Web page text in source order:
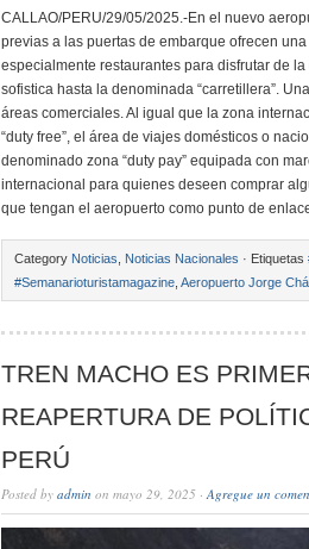
CALLAO/PERU/29/05/2025.-En el nuevo
previas a las puertas de embarque ofrecen
especialmente restaurantes para disfrutar de
sofistica hasta la denominada “carretillera”.
áreas comerciales. Al igual que la zona
“duty free”, el área de viajes domésticos o
denominado zona “duty pay” equipada con
internacional para quienes deseen comprar
que tengan el aeropuerto como punto de
Category Noticias Noticias Nacionales · Etiquetas
#Semanarioturistamagazine Aeropuerto Jorge
TREN MACHO ES
REAPERTURA DE
PERÚ
Posted by admin on mayo 29, 2025 ·Agregue un